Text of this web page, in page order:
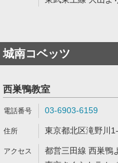
城南コベッツ
西巣鴨教室
03-6903-6159
東京都北区滝野川
都営三田線 西巣鴨